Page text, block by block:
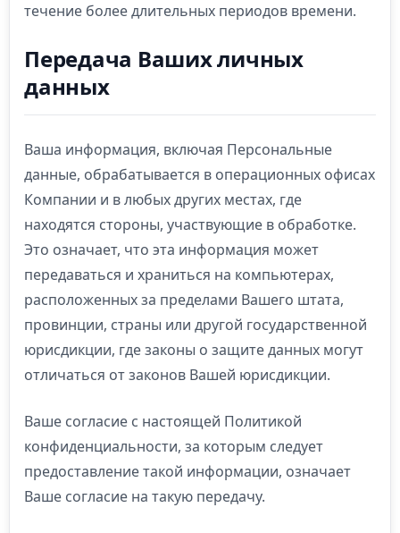
течение более длительных периодов времени.
Передача Ваших личных
данных
Ваша информация, включая Персональные
данные, обрабатывается в операционных офисах
Компании и в любых других местах, где
находятся стороны, участвующие в обработке.
Это означает, что эта информация может
передаваться и храниться на компьютерах,
расположенных за пределами Вашего штата,
провинции, страны или другой государственной
юрисдикции, где законы о защите данных могут
отличаться от законов Вашей юрисдикции.
Ваше согласие с настоящей Политикой
конфиденциальности, за которым следует
предоставление такой информации, означает
Ваше согласие на такую передачу.